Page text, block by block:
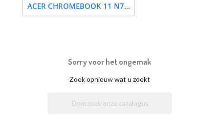
ACER CHROMEBOOK 11 N7...
Sorry voor het ongemak
Zoek opnieuw wat u zoekt